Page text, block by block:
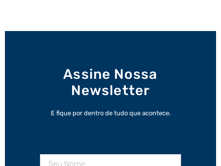
Assine Nossa
Newsletter
E fique por dentro de tudo que acontece.